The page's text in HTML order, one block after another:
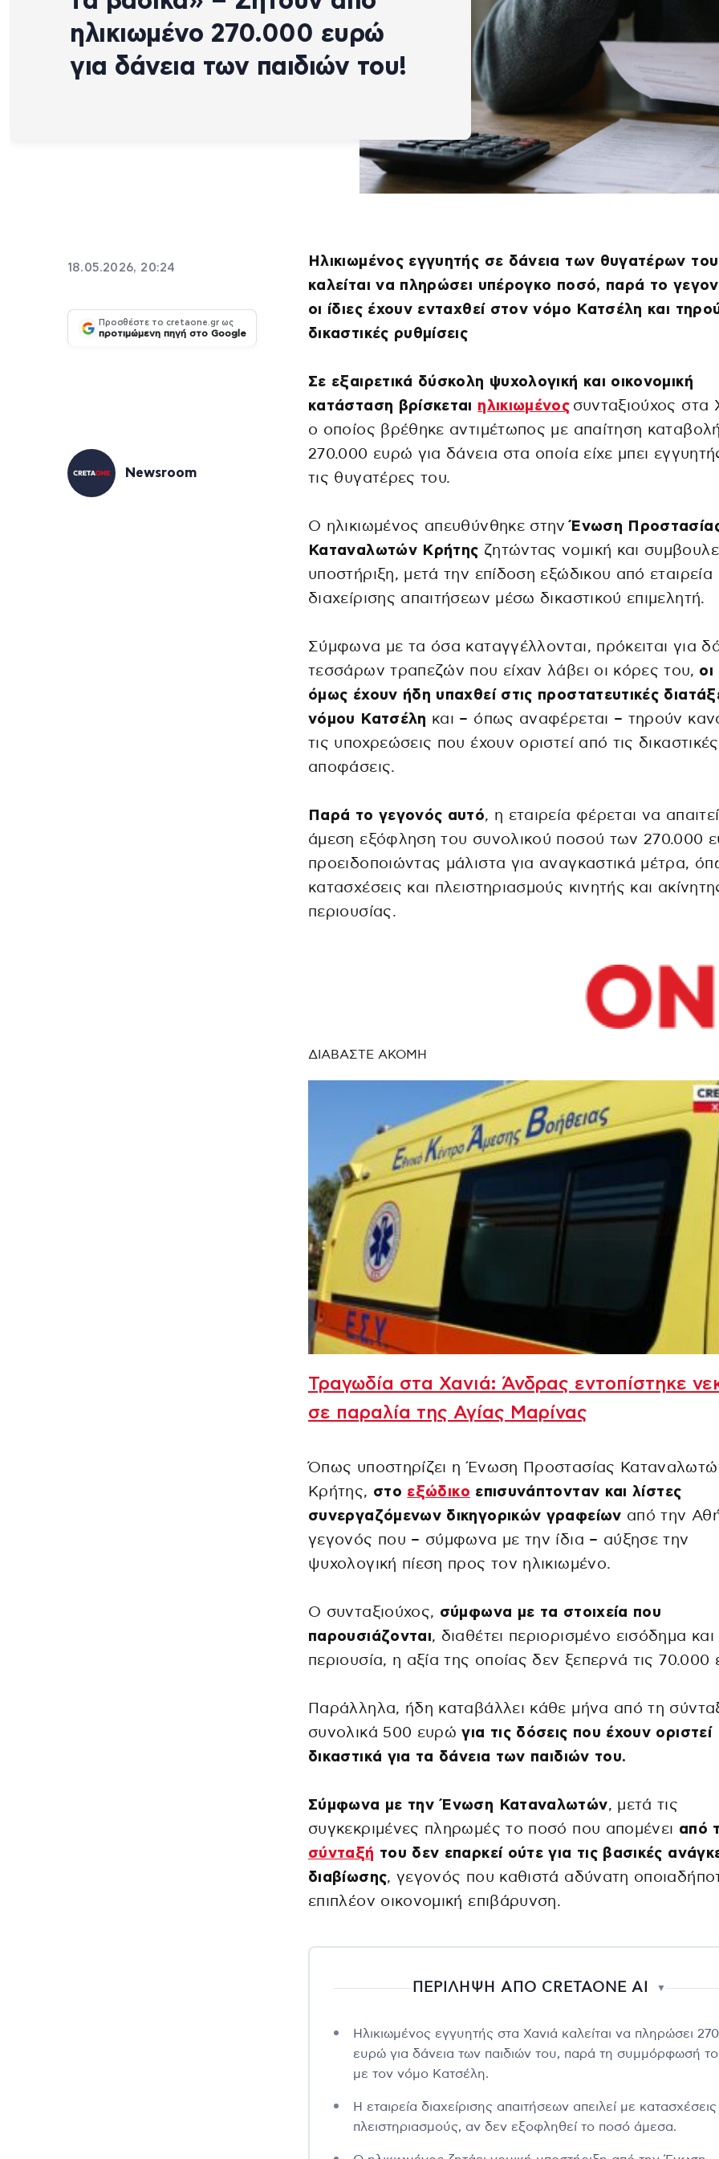
ηλικιωμένο 270.000 ευρώ
για δάνεια των παιδιών του!
18.05.2026, 20:24
Προσθέστε το cretaone.gr ως
προτιμώμενη πηγή στο Google
Newsroom
Ηλικιωμένος εγγυητής σε δάνεια των θυγατέρων του
καλείται να πληρώσει υπέρογκο ποσό, παρά το
οι ίδιες έχουν ενταχθεί στον νόμο Κατσέλη και
δικαστικές ρυθμίσεις
Σε εξαιρετικά δύσκολη ψυχολογική και οικονομική
κατάσταση βρίσκεται ηλικιωμένος συνταξιούχος στα
ο οποίος βρέθηκε αντιμέτωπος με απαίτηση
270.000 ευρώ για δάνεια στα οποία είχε μπει
τις θυγατέρες του.
Ο ηλικιωμένος απευθύνθηκε στην Ένωση
Καταναλωτών Κρήτης ζητώντας νομική και
υποστήριξη, μετά την επίδοση εξώδικου από εταιρεία
διαχείρισης απαιτήσεων μέσω δικαστικού επιμελητή.
Σύμφωνα με τα όσα καταγγέλλονται, πρόκειται για
τεσσάρων τραπεζών που είχαν λάβει οι κόρες του, οι
όμως έχουν ήδη υπαχθεί στις προστατευτικές
νόμου Κατσέλη και – όπως αναφέρεται – τηρούν
τις υποχρεώσεις που έχουν οριστεί από τις δικαστικές
αποφάσεις.
Παρά το γεγονός αυτό, η εταιρεία φέρεται να
άμεση εξόφληση του συνολικού ποσού των 270.000
προειδοποιώντας μάλιστα για αναγκαστικά μέτρα,
κατασχέσεις και πλειστηριασμούς κινητής και
περιουσίας.
ΔΙΑΒΑΣΤΕ ΑΚΟΜΗ
Τραγωδία στα Χανιά: Άνδρας εντοπίστηκε
σε παραλία της Αγίας Μαρίνας
Όπως υποστηρίζει η Ένωση Προστασίας
Κρήτης, στο εξώδικο επισυνάπτονταν και λίστες
συνεργαζόμενων δικηγορικών γραφείων από την
γεγονός που – σύμφωνα με την ίδια – αύξησε την
ψυχολογική πίεση προς τον ηλικιωμένο.
Ο συνταξιούχος, σύμφωνα με τα στοιχεία που
παρουσιάζονται, διαθέτει περιορισμένο εισόδημα και
περιουσία, η αξία της οποίας δεν ξεπερνά τις 70.000
Παράλληλα, ήδη καταβάλλει κάθε μήνα από τη
συνολικά 500 ευρώγια τις δόσεις που έχουν οριστεί
δικαστικά για τα δάνεια των παιδιών του.
Σύμφωνα με την Ένωση Καταναλωτών, μετά τις
συγκεκριμένες πληρωμές το ποσό που απομένει από
σύνταξή του δεν επαρκεί ούτε για τις βασικές
διαβίωσης, γεγονός που καθιστά αδύνατη
επιπλέον οικονομική επιβάρυνση.
ΠΕΡΙΛΗΨΗ ΑΠΟ CRETAONE AI ▼
Ηλικιωμένος εγγυητής στα Χανιά καλείται να πληρώσει
ευρώ για δάνεια των παιδιών του, παρά τη συμμόρφωσή
με τον νόμο Κατσέλη.
Η εταιρεία διαχείρισης απαιτήσεων απειλεί με κατασχέσεις
πλειστηριασμούς, αν δεν εξοφληθεί το ποσό άμεσα.